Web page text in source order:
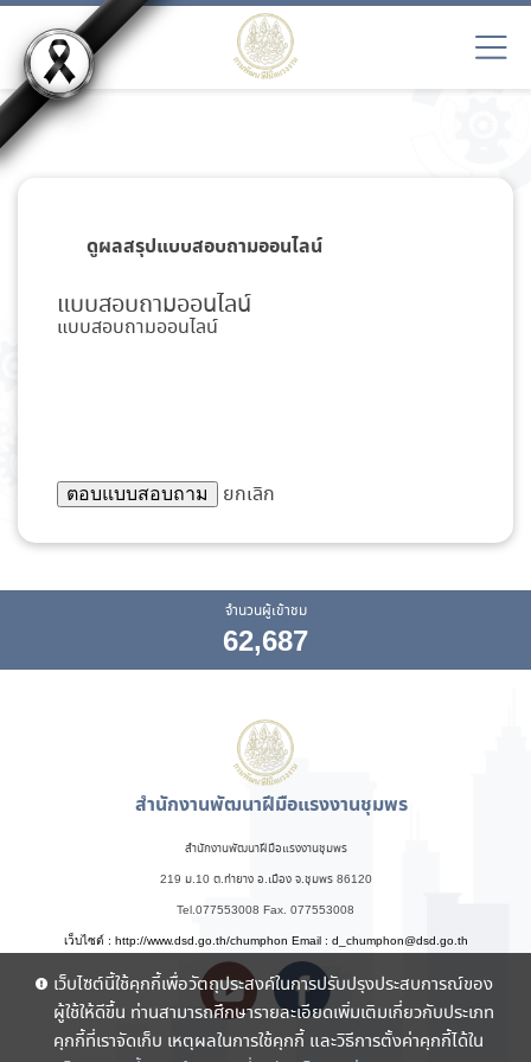
ดูผลสรุปแบบสอบถามออนไลน์
แบบสอบถามออนไลน์
แบบสอบถามออนไลน์
ยกเลิก
จำนวนผู้เข้าชม
62,687
สำนักงานพัฒนาฝีมือแรงงานชุมพร
สำนักงานพัฒนาฝีมือแรงงานชุมพร
219 ม.10 ต.ท่ายาง อ.เมือง จ.ชุมพร 86120
Tel.077553008 Fax. 077553008
เว็บไซต์ : http://www.dsd.go.th/chumphon Email : d_chumphon@dsd.go.th
เว็บไซต์นี้ใช้คุกกี้เพื่อวัตถุประสงค์ในการปรับปรุงประสบการณ์ของ
ผู้ใช้ให้ดีขึ้น ท่านสามารถศึกษารายละเอียดเพิ่มเติมเกี่ยวกับประเภท
คุกกี้ที่เราจัดเก็บ เหตุผลในการใช้คุกกี้ และวิธีการตั้งค่าคุกกี้ได้ใน